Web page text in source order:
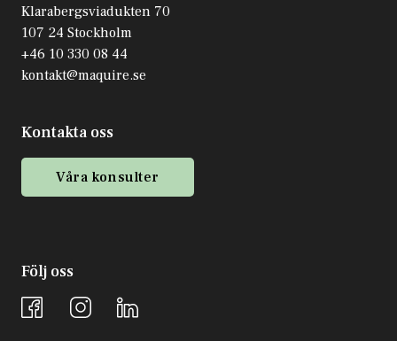
Klarabergsviadukten 70
107 24 Stockholm
+46 10 330 08 44
kontakt@maquire.se
Kontakta oss
Våra konsulter
Följ oss